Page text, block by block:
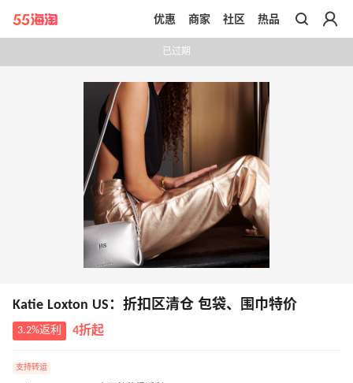
带你去官网买正品
优惠 商家 社区 热品
已过期
Katie Loxton US：折扣区清仓 包袋、围巾特价
3.2%返利 4折起
支持转运